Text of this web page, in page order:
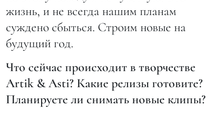
жизнь, и не всегда нашим планам
суждено сбыться. Строим новые на
будущий год.
Что сейчас происходит в творчестве
Artik & Asti? Какие релизы готовите?
Планируете ли снимать новые клипы?